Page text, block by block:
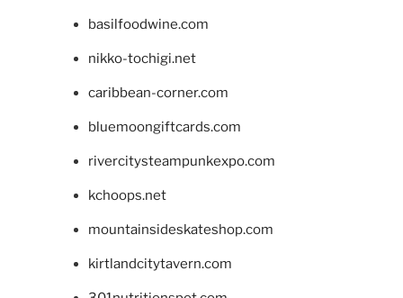
basilfoodwine.com
nikko-tochigi.net
caribbean-corner.com
bluemoongiftcards.com
rivercitysteampunkexpo.com
kchoops.net
mountainsideskateshop.com
kirtlandcitytavern.com